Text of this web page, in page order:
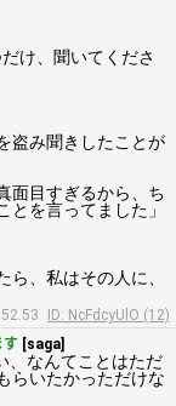
け、聞いてくださ
盗み聞きしたことが
面目すぎるから、ち
とを言ってました」
、私はその人に、
ID: NcFdcyUlO (12)
す [saga]
、なんてことはただ
らいたかっただけな